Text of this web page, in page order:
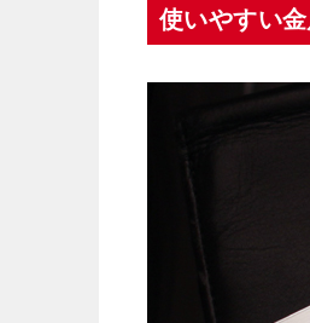
使いやすい